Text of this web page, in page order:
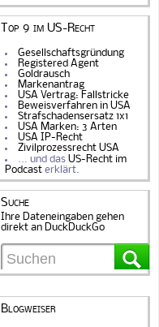
Top 9 im US-Recht
Gesellschaftsgründung
Registered Agent
Goldrausch
Markenantrag
USA Vertrag: Fallstricke
Beweisverfahren in USA
Strafschadensersatz 1x1
USA Marken: 3 Arten
USA IP-Recht
Zivilprozessrecht USA
… und dasUS-Recht im
Podcast erklärt.
Suche
Ihre Dateneingaben gehen
direkt an DuckDuckGo
Blogweiser